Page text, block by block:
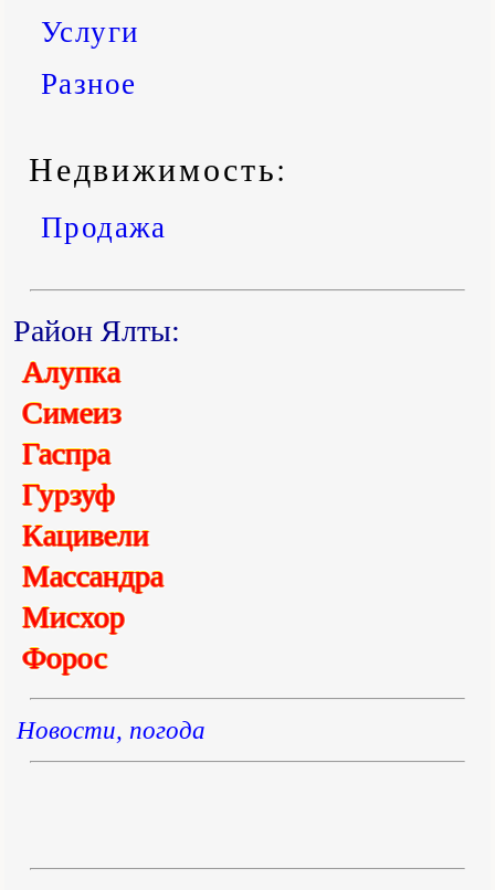
Услуги
Разное
Недвижимость:
Продажа
Район Ялты:
Алупка
Симеиз
Гаспра
Гурзуф
Кацивели
Массандра
Мисхор
Форос
Новости, погода